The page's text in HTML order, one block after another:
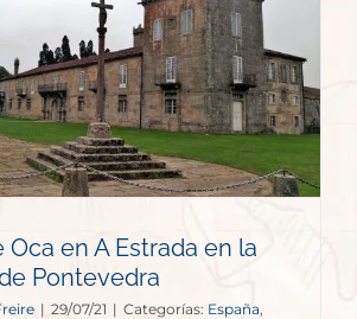
Oca en A Estrada en la
Pontevedra
| 29/07/21 | Categorías: España